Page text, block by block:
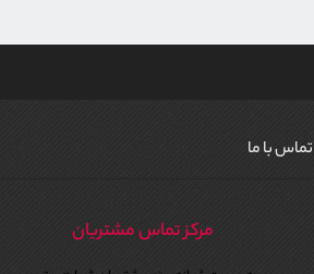
تماس با ما
مرکز تماس مشتریان